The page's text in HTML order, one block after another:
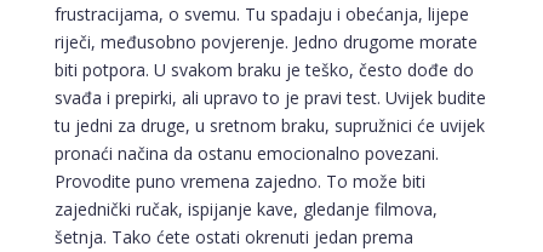
frustracijama, o svemu. Tu spadaju i obećanja, lijepe
riječi, međusobno povjerenje. Jedno drugome morate
biti potpora. U svakom braku je teško, često dođe do
svađa i prepirki, ali upravo to je pravi test. Uvijek budite
tu jedni za druge, u sretnom braku, supružnici će uvijek
pronaći načina da ostanu emocionalno povezani.
Provodite puno vremena zajedno. To može biti
zajednički ručak, ispijanje kave, gledanje filmova,
šetnja. Tako ćete ostati okrenuti jedan prema